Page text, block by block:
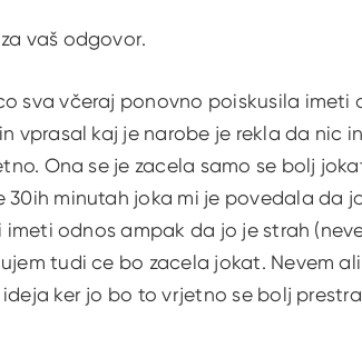
vaš odgovor.
sva včeraj ponovno poiskusila imeti
vprasal kaj je narobe je rekla da nic
Ona se je zacela samo se bolj
30ih minutah joka mi je povedala da
imeti odnos ampak da jo je strah
tudi ce bo zacela jokat. Nevem
ker jo bo to vrjetno se bolj